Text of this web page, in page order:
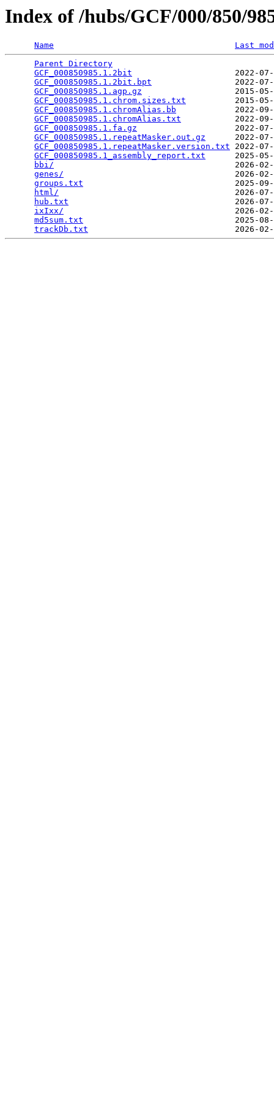
Index of /hubs/GCF/000/850/
Name
Last
Parent Directory
GCF_000850985.1.2bit
2022-
GCF_000850985.1.2bit.bpt
2022-
GCF_000850985.1.agp.gz
2015-
GCF_000850985.1.chrom.sizes.txt
2015-
GCF_000850985.1.chromAlias.bb
2022-
GCF_000850985.1.chromAlias.txt
2022-
GCF_000850985.1.fa.gz
2022-
GCF_000850985.1.repeatMasker.out.gz
2022-
GCF_000850985.1.repeatMasker.version.txt 2022-
GCF_000850985.1_assembly_report.txt
2025-
bbi/
2026-
genes/
2026-
groups.txt
2025-
html/
2026-
hub.txt
2026-
ixIxx/
2026-
md5sum.txt
2025-
trackDb.txt